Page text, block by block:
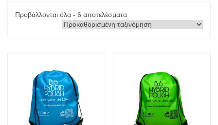
Προβάλλονται όλα - 6 αποτελέσματα